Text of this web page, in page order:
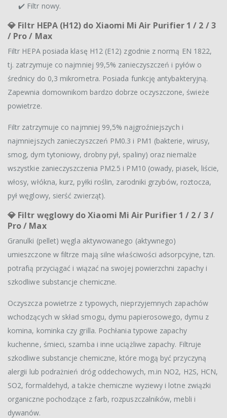
✔️ Filtr nowy.
💎 Filtr HEPA (H12) do Xiaomi Mi Air Purifier 1 / 2 / 3
/ Pro / Max
Filtr HEPA posiada klasę H12 (E12) zgodnie z normą EN 1822,
tj. zatrzymuje co najmniej 99,5% zanieczyszczeń i pyłów o
średnicy do 0,3 mikrometra. Posiada funkcję antybakteryjną.
Zapewnia domownikom bardzo dobrze oczyszczone, świeże
powietrze.
Filtr zatrzymuje co najmniej 99,5% najgroźniejszych i
najmniejszych zanieczyszczeń PM0.3 i PM1 (bakterie, wirusy,
smog, dym tytoniowy, drobny pył, spaliny) oraz niemalże
wszystkie zanieczyszczenia PM2.5 i PM10 (owady, piasek, liście,
włosy, włókna, kurz, pyłki roślin, zarodniki grzybów, roztocza,
pył węglowy, sierść zwierząt).
💎 Filtr węglowy do Xiaomi Mi Air Purifier 1 / 2 / 3 /
Pro / Max
Granulki (pellet) węgla aktywowanego (aktywnego)
umieszczone w filtrze mają silne właściwości adsorpcyjne, tzn.
potrafią przyciągać i wiązać na swojej powierzchni zapachy i
szkodliwe substancje chemiczne.
Oczyszcza powietrze z typowych, nieprzyjemnych zapachów
wchodzących w skład smogu, dymu papierosowego, dymu z
komina, kominka czy grilla. Pochłania typowe zapachy
kuchenne, śmieci, szamba i inne uciążliwe zapachy. Filtruje
szkodliwe substancje chemiczne, które mogą być przyczyną
alergii lub podrażnień dróg oddechowych, m.in NO2, H2S, HCN,
SO2, formaldehyd, a także chemiczne wyziewy i lotne związki
organiczne pochodzące z farb, rozpuszczalników, mebli i
dywanów.